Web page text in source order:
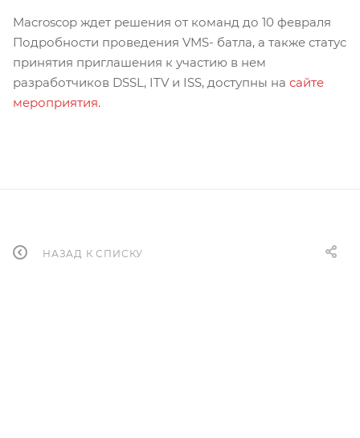
Macroscop ждет решения от команд до 10 февраля
Подробности проведения VMS- батла, а также статус
принятия приглашения к участию в нем
разработчиков DSSL, ITV и ISS, доступны на сайте
мероприятия.
НАЗАД К СПИСКУ